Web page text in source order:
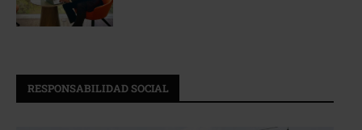
RESPONSABILIDAD SOCIAL